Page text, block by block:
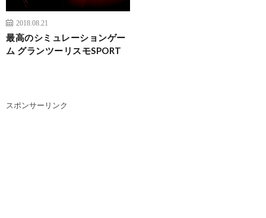
2018.08.21
最高のシミュレーションゲー
ム グランツーリスモSPORT
スポンサーリンク